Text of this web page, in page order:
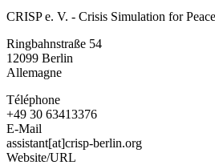
e.
-
CRISP e. V. - Crisis Simulation for Peace
Ringbahnstraße 54
12099 Berlin
Allemagne
Téléphone
+49 30 63413376
E-Mail
assistant[at]crisp-berlin.org
Website/URL